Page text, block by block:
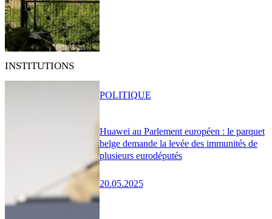
INSTITUTIONS
Huawei au Parlement européen : le parquet
belge demande la levée des immunités de
plusieurs eurodéputés
20.05.2025
POLITIQUE